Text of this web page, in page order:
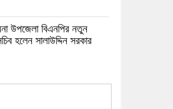
উপজেলা বিএনপির নতুন
হলেন সালাউদ্দিন সরকার